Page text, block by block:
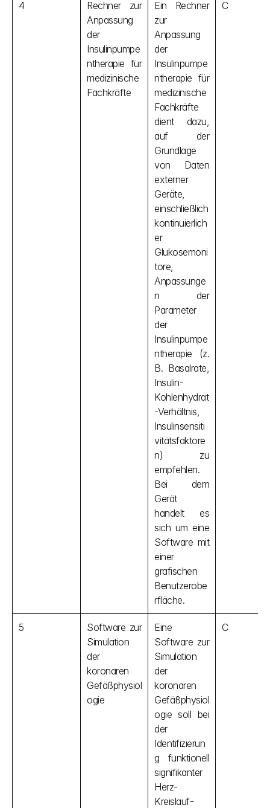
4
Rechner zur
Anpassung
der
Insulinpumpe
ntherapie für
medizinische
Fachkräfte
Ein Rechner
zur
Anpassung
der
Insulinpumpe
ntherapie für
medizinische
Fachkräfte
dient dazu,
auf der
Grundlage
von Daten
externer
Geräte,
einschließlich
kontinuierlich
er
Glukosemoni
tore,
Anpassunge
n der
Parameter
der
Insulinpumpe
ntherapie (z.
B. Basalrate,
Insulin-
Kohlenhydrat
-Verhältnis,
Insulinsensiti
vitätsfaktore
n) zu
empfehlen.
Bei dem
Gerät
handelt es
sich um eine
Software mit
einer
grafischen
Benutzerobe
rfläche.
C
5
Software zur
Simulation
der
koronaren
Gefäßphysiol
ogie
Eine
Software zur
Simulation
der
koronaren
Gefäßphysiol
ogie soll bei
der
Identifizierun
g funktionell
signifikanter
Herz-
Kreislauf-
C